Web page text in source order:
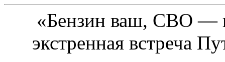
«Бензин ваш, СВО —
экстренная встреча